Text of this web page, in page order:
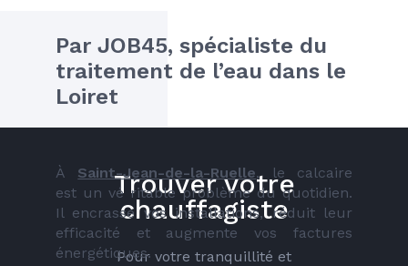
Par JOB45, spécialiste du
traitement de l’eau dans le
Loiret
À Saint-Jean-de-la-Ruelle, le calcaire
est un vé ritable problème du quotidien.
Il encrasse vos installations, réduit leur
efficacité et augmente vos factures
énergétiques.
Trouver votre
chauffagiste
Pour votre tranquillité et